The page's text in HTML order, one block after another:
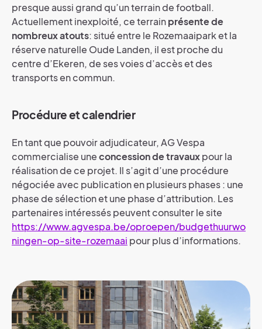
presque aussi grand qu’un terrain de football.
Actuellement inexploité, ce terrainprésente de
nombreux atouts: situé entre le Rozemaaipark et la
réserve naturelle Oude Landen, il est proche du
centre d’Ekeren, de ses voies d’accès et des
transports en commun.
Procédure et calendrier
En tant que pouvoir adjudicateur, AG Vespa
commercialise uneconcession de travauxpour la
réalisation de ce projet. Il s’agit d’une procédure
négociée avec publication en plusieurs phases : une
phase de sélection et une phase d’attribution. Les
partenaires intéressés peuvent consulter le site
https://www.agvespa.be/oproepen/budgethuurwo
ningen-op-site-rozemaai pour plus d’informations.